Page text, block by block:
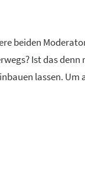
beiden
Ist das
lassen.